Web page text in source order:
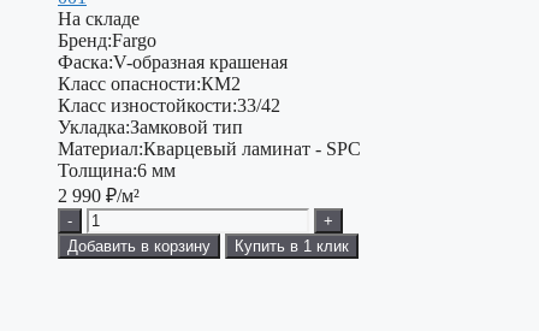
На складе
Бренд:Fargo
Фаска:V-образная крашеная
Класс опасности:КМ2
Класс изностойкости:33/42
Укладка:Замковой тип
Материал:Кварцевый ламинат - SPC
Толщина:6 мм
2 990 ₽/м²
-
+
Добавить в корзину
Купить в 1 клик